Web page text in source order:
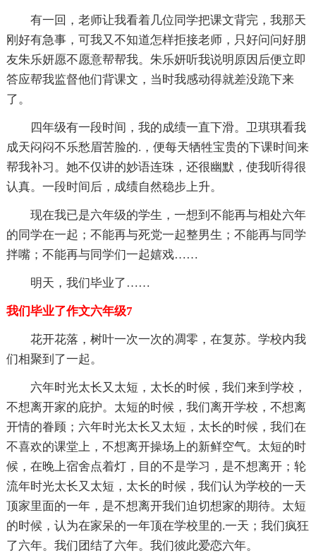
有一回，老师让我看着几位同学把课文背完，我那天
刚好有急事，可我又不知道怎样拒接老师，只好问问好朋
友朱乐妍愿不愿意帮帮我。朱乐妍听我说明原因后便立即
答应帮我监督他们背课文，当时我感动得就差没跪下来
了。
四年级有一段时间，我的成绩一直下滑。卫琪琪看我
成天闷闷不乐愁眉苦脸的.，便每天牺牲宝贵的下课时间来
帮我补习。她不仅讲的妙语连珠，还很幽默，使我听得很
认真。一段时间后，成绩自然稳步上升。
现在我已是六年级的学生，一想到不能再与相处六年
的同学在一起；不能再与死党一起整男生；不能再与同学
拌嘴；不能再与同学们一起嬉戏……
明天，我们毕业了……
我们毕业了作文六年级7
花开花落，树叶一次一次的凋零，在复苏。学校内我
们相聚到了一起。
六年时光太长又太短，太长的时候，我们来到学校，
不想离开家的庇护。太短的时候，我们离开学校，不想离
开情的眷顾；六年时光太长又太短，太长的时候，我们在
不喜欢的课堂上，不想离开操场上的新鲜空气。太短的时
候，在晚上宿舍点着灯，目的不是学习，是不想离开；轮
流年时光太长又太短，太长的时候，我们认为学校的一天
顶家里面的一年，是不想离开我们迫切想家的期待。太短
的时候，认为在家呆的一年顶在学校里的.一天；我们疯狂
了六年。我们团结了六年。我们彼此爱恋六年。